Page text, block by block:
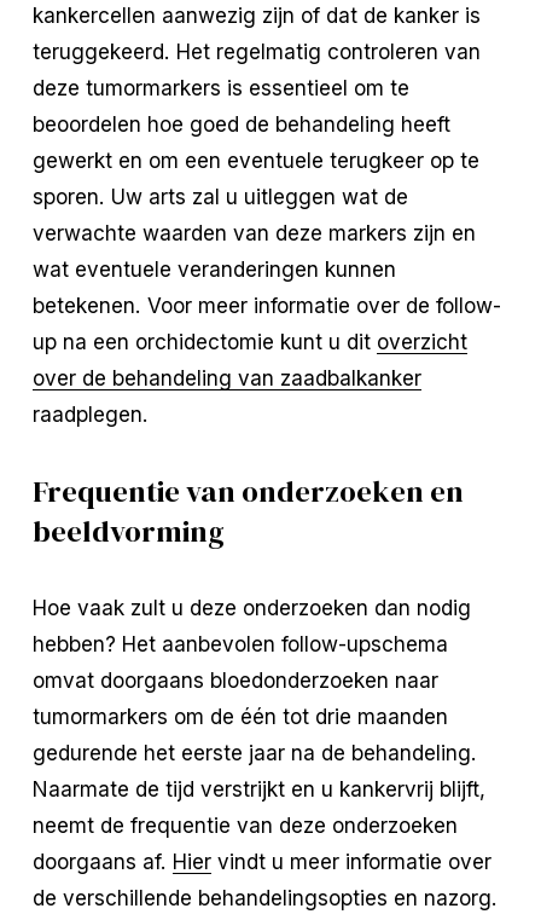
kankercellen aanwezig zijn of dat de kanker is
teruggekeerd. Het regelmatig controleren van
deze tumormarkers is essentieel om te
beoordelen hoe goed de behandeling heeft
gewerkt en om een eventuele terugkeer op te
sporen. Uw arts zal u uitleggen wat de
verwachte waarden van deze markers zijn en
wat eventuele veranderingen kunnen
betekenen. Voor meer informatie over de follow-
up na een orchidectomie kunt u dit overzicht
over de behandeling van zaadbalkanker
raadplegen.
Frequentie van onderzoeken en
beeldvorming
Hoe vaak zult u deze onderzoeken dan nodig
hebben? Het aanbevolen follow-upschema
omvat doorgaans bloedonderzoeken naar
tumormarkers om de één tot drie maanden
gedurende het eerste jaar na de behandeling.
Naarmate de tijd verstrijkt en u kankervrij blijft,
neemt de frequentie van deze onderzoeken
doorgaans af. Hiervindt u meer informatie over
de verschillende behandelingsopties en nazorg.